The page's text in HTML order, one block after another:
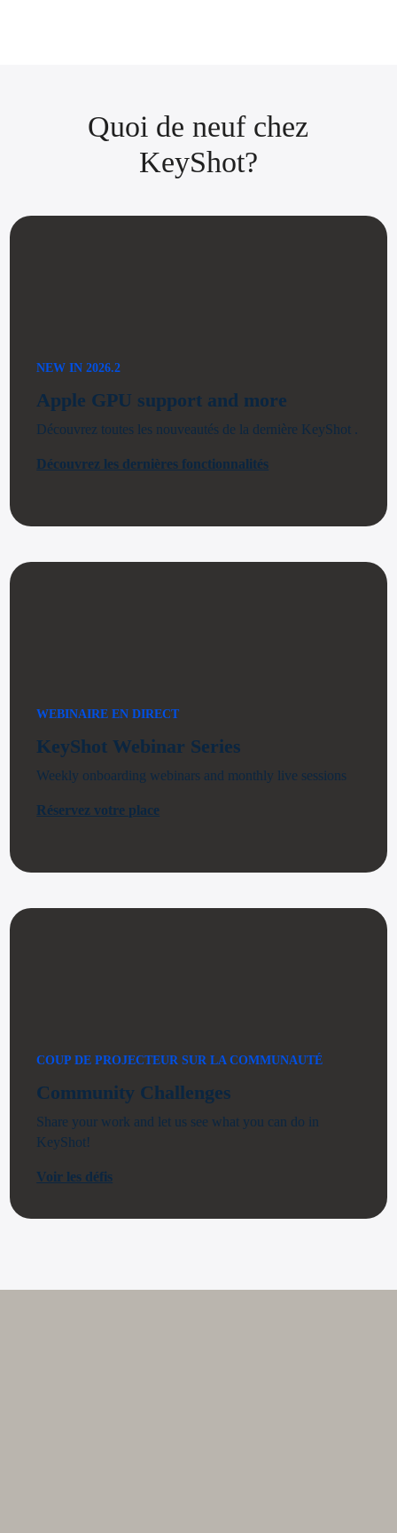
Quoi de neuf chez
KeyShot?
NEW IN 2026.2
Apple GPU support and more
Découvrez toutes les nouveautés de la dernière KeyShot .
Découvrez les dernières fonctionnalités
WEBINAIRE EN DIRECT
KeyShot Webinar Series
Weekly onboarding webinars and monthly live sessions
Réservez votre place
COUP DE PROJECTEUR SUR LA COMMUNAUTÉ
Community Challenges
Share your work and let us see what you can do in
KeyShot!
Voir les défis